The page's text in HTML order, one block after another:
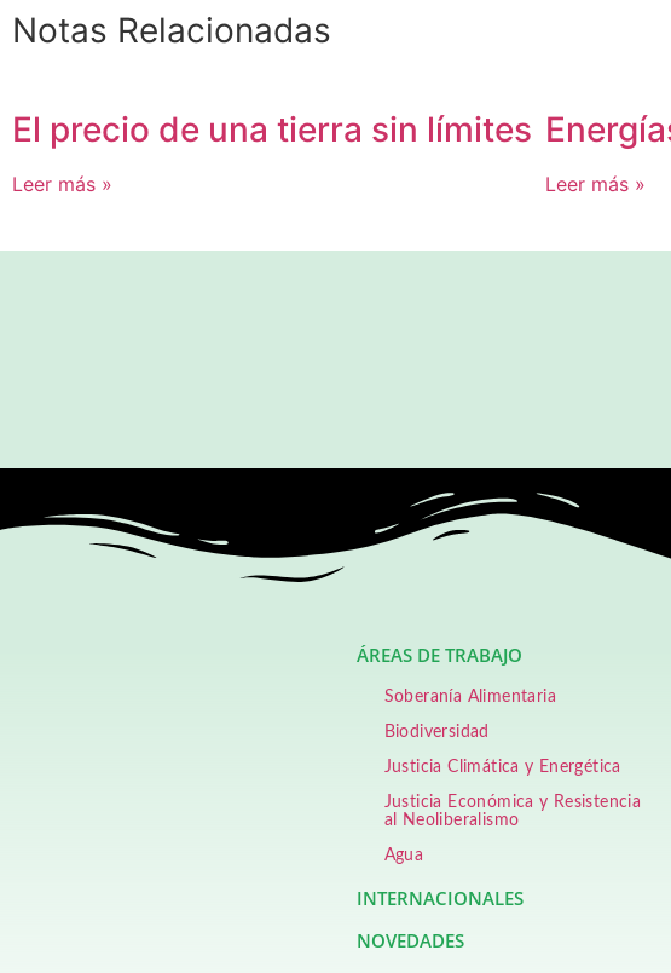
Notas Relacionadas
El precio de una tierra sin límites
Leer más » Leer más »
ÁREAS DE TRABAJO
Soberanía Alimentaria
Biodiversidad
Justicia Climática y Energética
Justicia Económica y Resistencia
al Neoliberalismo
Agua
INTERNACIONALES
NOVEDADES